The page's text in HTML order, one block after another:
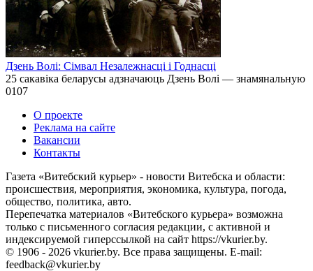
Дзень Волі: Сімвал Незалежнасці і Годнасці
25 сакавіка беларусы адзначаюць Дзень Волі — знамянальную
0107
О проекте
Реклама на сайте
Вакансии
Контакты
Газета «Витебский курьер» - новости Витебска и области:
происшествия, мероприятия, экономика, культура, погода,
общество, политика, авто.
Перепечатка материалов «Витебского курьера» возможна
только с письменного согласия редакции, с активной и
индексируемой гиперссылкой на сайт https://vkurier.by.
© 1906 - 2026 vkurier.by. Все права защищены. E-mail:
feedback@vkurier.by